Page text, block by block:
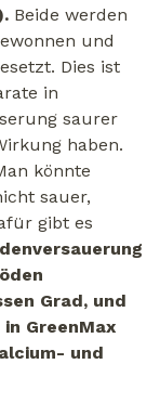
Beide werden
und
Dies ist
in
saurer
haben.
könnte
sauer,
gibt es
Grad, und
GreenMax
und